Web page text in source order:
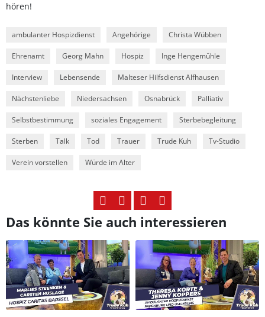
hören!
ambulanter Hospizdienst Angehörige Christa Wübben
Ehrenamt Georg Mahn Hospiz Inge Hengemühle
Interview Lebensende Malteser Hilfsdienst Alfhausen
Nächstenliebe Niedersachsen Osnabrück Palliativ
Selbstbestimmung soziales Engagement Sterbebegleitung
Sterben Talk Tod Trauer Trude Kuh Tv-Studio
Verein vorstellen Würde im Alter
Das könnte Sie auch interessieren